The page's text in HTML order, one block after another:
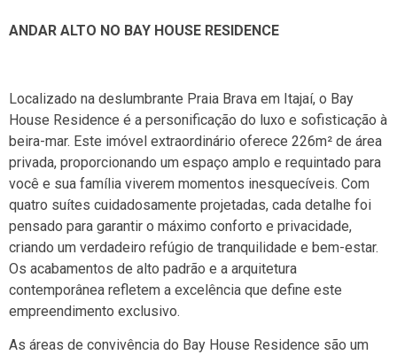
ANDAR ALTO NO BAY HOUSE RESIDENCE
Localizado na deslumbrante Praia Brava em Itajaí, o Bay
House Residence é a personificação do luxo e sofisticação à
beira-mar. Este imóvel extraordinário oferece 226m² de área
privada, proporcionando um espaço amplo e requintado para
você e sua família viverem momentos inesquecíveis. Com
quatro suítes cuidadosamente projetadas, cada detalhe foi
pensado para garantir o máximo conforto e privacidade,
criando um verdadeiro refúgio de tranquilidade e bem-estar.
Os acabamentos de alto padrão e a arquitetura
contemporânea refletem a excelência que define este
empreendimento exclusivo.
As áreas de convivência do Bay House Residence são um